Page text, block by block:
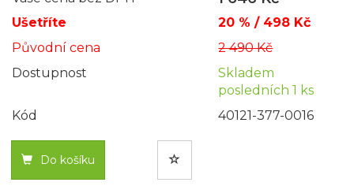
Ušetříte
20 % / 498 Kč
Původní cena
2 490 Kč
Dostupnost
Skladem
posledních 1 ks
Kód
40121-377-0016
Do košíku